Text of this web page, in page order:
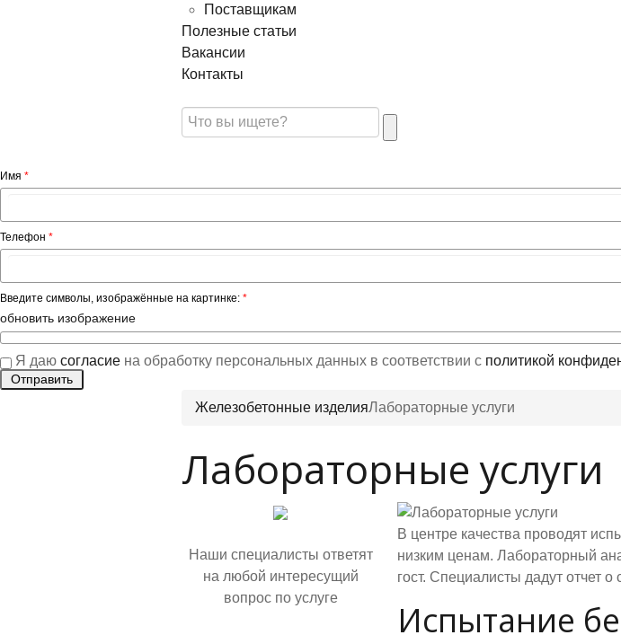
Поставщикам
Полезные статьи
Вакансии
Контакты
Имя *
Телефон *
Введите символы, изображённые на картинке: *
обновить изображение
Я даю согласие на обработку персональных данных в соответствии с политикой
Железобетонные изделияЛабораторные услуги
Лабораторные услуги
Наши специалисты ответят
на любой интересущий
вопрос по услуге
В центре качества проводят
низким ценам. Лабораторный
гост. Специалисты дадут отчет
Испытание